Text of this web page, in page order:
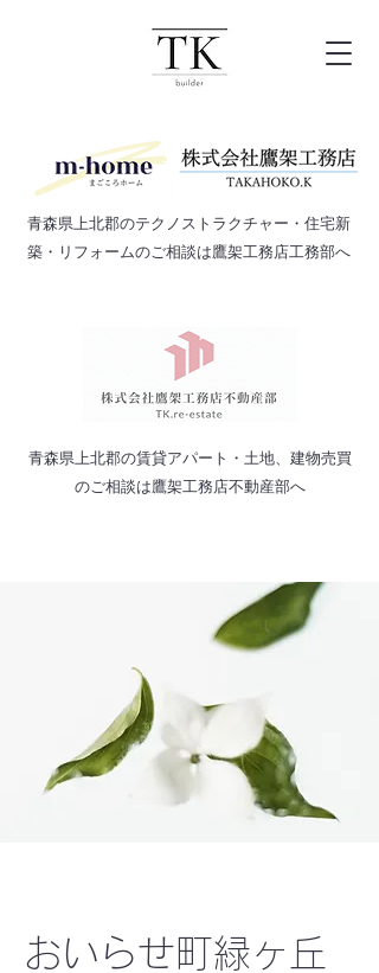
​青森県上北郡のテクノストラクチャー・住宅新
築・リフォームのご相談は鷹架工務店工務部へ
​青森県上北郡の賃貸アパート・土地、建物売買
のご相談は鷹架工務店不動産部へ
おいらせ町緑ヶ丘